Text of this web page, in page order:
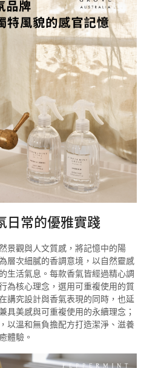
日常的優雅實踐
景觀與人文質感，將記憶中的陽
層次細膩的香調意境，以自然靈感
生活氣息。每款香氣皆經過精心調
為核心理念，選用可重複使用的質
講究設計與香氣表現的同時，也延
具美感與可重複使用的永續理念；
以溫和無負擔配方打造潔淨、滋養
體驗。